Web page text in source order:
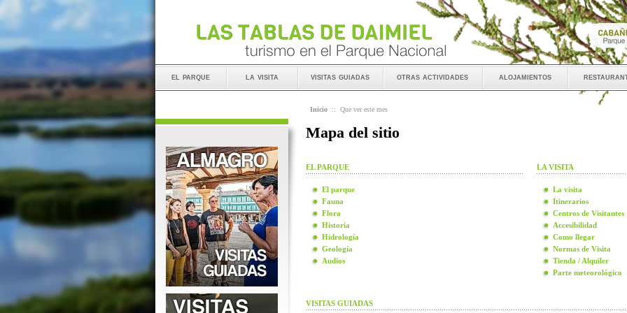
el parque la visita visitas guiadas otras actividades alojamientos
Inicio :: Que ver este mes
Mapa del sitio
EL PARQUE
El parque
Fauna
Flora
Historia
Hidrología
Geología
Audios
LA VISITA
La visita
Itinerarios
Centros de Visitantes
Accesibilidad
Como llegar
Normas de Visita
Tienda / Alquiler
Parte meteorológico
VISITAS GUIADAS